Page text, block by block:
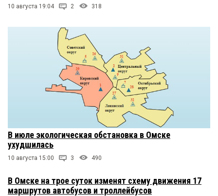
10 августа 19:04 2 318
В июле экологическая обстановка в Омске
ухудшилась
10 августа 15:00 3 490
В Омске на трое суток изменят схему движения 17
маршрутов автобусов и троллейбусов